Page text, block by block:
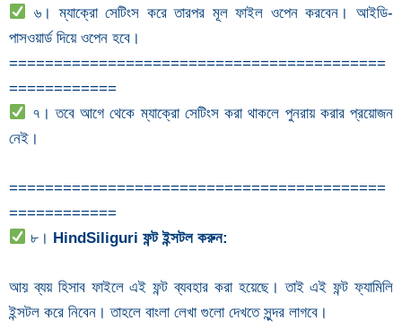
৬। ম্যাক্রো সেটিংস করে তারপর মূল ফাইল ওপেন করবেন। আইডি-
পাসওয়ার্ড দিয়ে ওপেন হবে।
==========================================
============
৭। তবে আগে থেকে ম্যাক্রো সেটিংস করা থাকলে পুনরায় করার প্রয়োজন
নেই।
==========================================
============
৮। HindSiliguri ফন্ট ইন্সটল করুন:
আয় ব্যয় হিসাব ফাইলে এই ফন্ট ব্যবহার করা হয়েছে। তাই এই ফন্ট ফ্যামিলি
ইন্সটল করে নিবেন। তাহলে বাংলা লেখা গুলো দেখতে সুন্দর লাগবে।